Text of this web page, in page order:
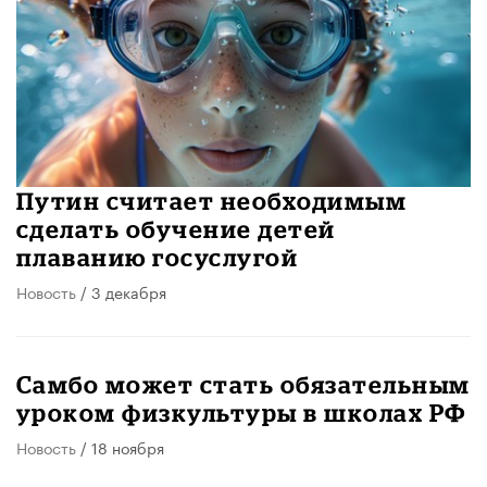
Путин считает необходимым
сделать обучение детей
плаванию госуслугой
Новость / 3 декабря
Самбо может стать обязательным
уроком физкультуры в школах РФ
Новость / 18 ноября